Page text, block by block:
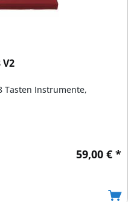
Tasten Instrumente,
59,00 € *